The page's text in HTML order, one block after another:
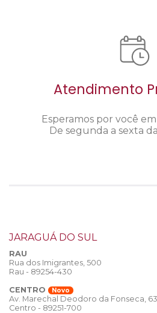
Atendimento
Esperamos por você
De segunda a sexta
JARAGUÁ DO SUL
RAU
Rua dos Imigrantes, 500
Rau - 89254-430
CENTRO
Novo
Av. Marechal Deodoro da Fonseca,
Centro - 89251-700